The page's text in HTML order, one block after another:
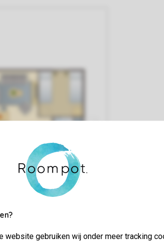
website gebruiken wij onder meer tracking